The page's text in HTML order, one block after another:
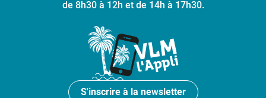
de 8h30 à 12h et de 14h à 17h30.
S'inscrire à la newsletter